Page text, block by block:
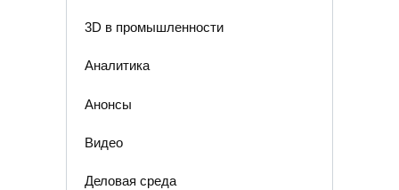
3D в промышленности
Аналитика
Анонсы
Видео
Деловая среда